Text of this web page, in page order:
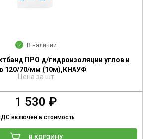
В наличии
ПРО д/гидроизоляции углов и
120/70/мм (10м),КНАУФ
Цена за шт
1 530 ₽
включен в стоимость
В КОРЗИНУ